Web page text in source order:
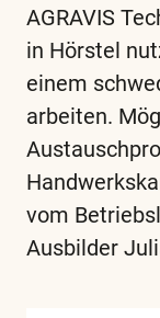
AGRAVIS
in Hörstel
einem
arbeiten.
vom
Ausbilder